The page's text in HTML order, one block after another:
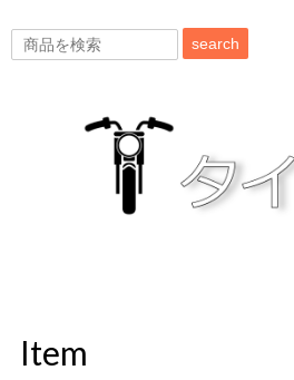
search
Item